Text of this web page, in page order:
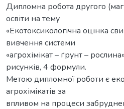
Дипломна робота другого
освіти на тему
«Екотоксикологічна оцінка
вивчення системи
«агрохімікат – ґрунт –
рисунків, 4 формули.
Метою дипломної роботи є
агрохімікатів за
впливом на процеси